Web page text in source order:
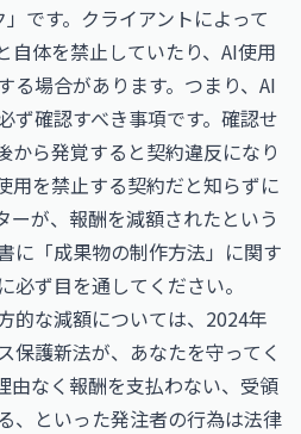
です。クライアントによって
自体を禁止していたり、AI使用
る場合があります。つまり、AI
ず確認すべき事項です。確認せ
から発覚すると契約違反になり
用を禁止する契約だと知らずに
ーが、報酬を減額されたという
に「成果物の制作方法」に関す
必ず目を通してください。
的な減額については、2024年
保護新法が、あなたを守ってく
由なく報酬を支払わない、受領
、といった発注者の行為は法律